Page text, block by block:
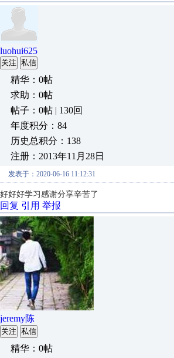
luohui625
关注 私信
精华：0帖
求助：0帖
帖子：0帖 | 130回
年度积分：84
历史总积分：138
注册：2013年11月28日
发表于：2020-06-16 11:12:31
好好好学习感谢分享辛苦了
回复 引用 举报
jeremy陈
关注 私信
精华：0帖